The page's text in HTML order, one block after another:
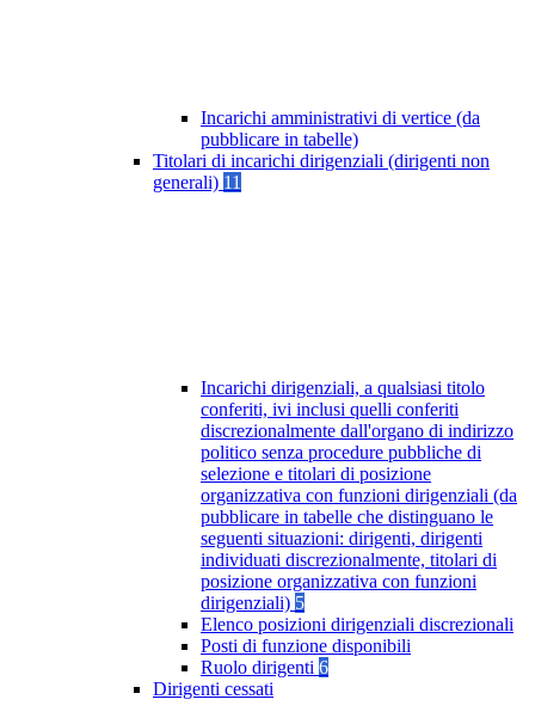
Incarichi amministrativi di vertice (da
pubblicare in tabelle)
Titolari di incarichi dirigenziali (dirigenti non
generali) 11
Incarichi dirigenziali, a qualsiasi titolo
conferiti, ivi inclusi quelli conferiti
discrezionalmente dall'organo di indirizzo
politico senza procedure pubbliche di
selezione e titolari di posizione
organizzativa con funzioni dirigenziali (da
pubblicare in tabelle che distinguano le
seguenti situazioni: dirigenti, dirigenti
individuati discrezionalmente, titolari di
posizione organizzativa con funzioni
dirigenziali) 5
Elenco posizioni dirigenziali discrezionali
Posti di funzione disponibili
Ruolo dirigenti 6
Dirigenti cessati